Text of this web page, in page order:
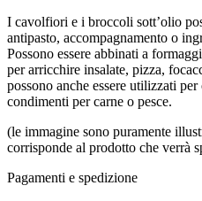
I cavolfiori e i broccoli sott’olio
antipasto, accompagnamento o
Possono essere abbinati a
per arricchire insalate, pizza,
possono anche essere utilizzati per
condimenti per carne o pesce.
(le immagine sono puramente
corrisponde al prodotto che verrà
Pagamenti e spedizione